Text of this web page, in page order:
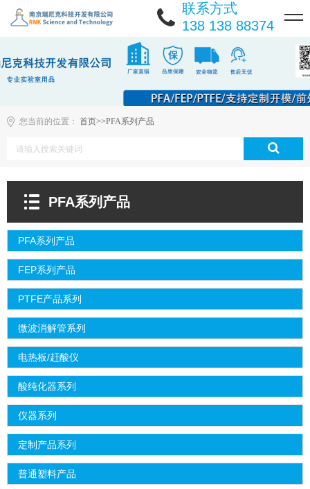
联系方式
138 138 88374
您当前的位置： 首页>>PFA系列产品
PFA系列产品
PFA系列产品
FEP系列产品
PTFE产品系列
微波消解管系列
电热板/赶酸仪
酸纯化器系列
仪器系列
定制产品系列
普通塑料产品